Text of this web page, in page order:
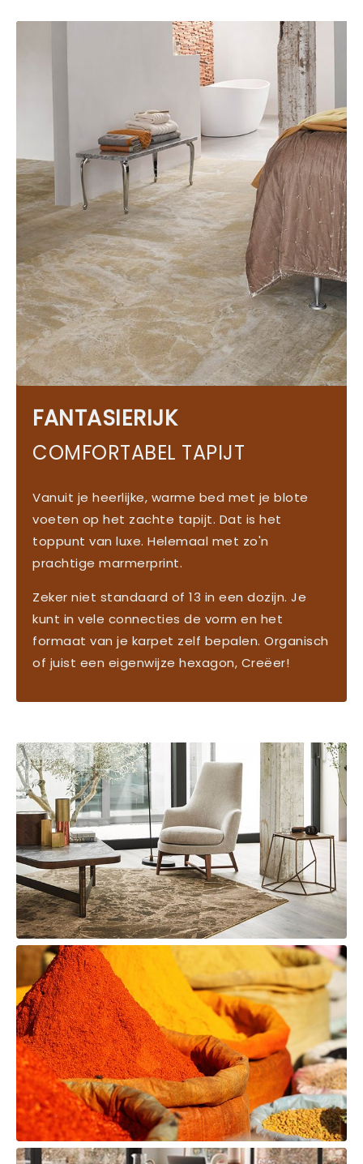
FANTASIERIJK
COMFORTABEL TAPIJT
Vanuit je heerlijke, warme bed met je blote
voeten op het zachte tapijt. Dat is het
toppunt van luxe. Helemaal met zo'n
prachtige marmerprint.
Zeker niet standaard of 13 in een dozijn. Je
kunt in vele connecties de vorm en het
formaat van je karpet zelf bepalen. Organisch
of juist een eigenwijze hexagon, Creëer!